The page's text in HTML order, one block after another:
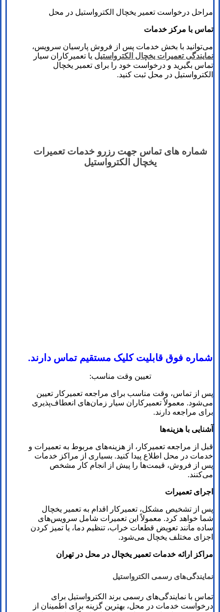
مراحل درخواست تعمیر یخچال الکترواستیل در محل
تماس با مرکز خدمات
می‌توانید با بخش خدمات پس از فروش پارسیان سرویس،
نمایندگی‌ تعمیرات یخچال الکترواستیل یا تعمیرکاران سیار
تماس بگیرید و درخواست خود را برای تعمیر یخچال
الکترواستیل در محل ثبت کنید.
شماره های تماس​ جهت رزرو خدمات تعمیرات
یخچال الکترواستیل
شماره فوق قابلیت کلیک مستقیم تماس دارند.
تعیین وقت مناسب:
پس از تماس، وقت مناسب برای مراجعه تعمیرکار تعیین
می‌شود. معمولاً تعمیرکاران سیار زمان‌های انعطاف‌پذیری
برای مراجعه دارند.
آشنایی با هزینه‌ها
قبل از مراجعه تعمیرکار، از هزینه‌های مربوط به تعمیرات و
خدمات در محل اطلاع پیدا کنید. بسیاری از مراکز خدمات
پس از فروش، قیمت‌ها را پیش از انجام کار مشخص
می‌کنند.
اجرای تعمیرات
پس از تشخیص مشکل، تعمیرکار اقدام به تعمیر یخچال
شما خواهد کرد. معمولاً این تعمیرات شامل سرویس‌های
ساده مانند تعویض قطعات خراب، تنظیم دما، یا تمیز کردن
اجزای مختلف یخچال می‌شود.
مراکز ارائه خدمات تعمیر یخچال در محل در تهران
نمایندگی‌های رسمی الکترواستیل
تماس با نمایندگی‌های رسمی برند الکترواستیل برای
درخواست خدمات در محل، بهترین گزینه برای اطمینان از